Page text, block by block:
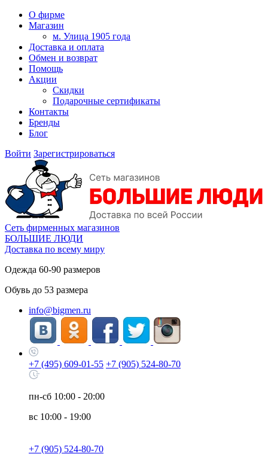
О фирме
Магазин
м. Улица 1905 года
Доставка и оплата
Обмен и возврат
Помощь
Акции
Скидки
Подарочные сертификаты
Контакты
Бренды
Блог
Войти Зарегистрироваться
Сеть фирменных магазинов
БОЛЬШИЕ ЛЮДИ
Доставка по всему миру
Одежда 60-90 размеров
Обувь до 53 размера
info@bigmen.ru
+7 (495) 609-01-55 +7 (905) 524-80-70
пн-сб 10:00 - 20:00
вс 10:00 - 19:00
+7 (905) 524-80-70